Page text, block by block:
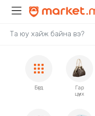
Бүгд
Гар
цүнх